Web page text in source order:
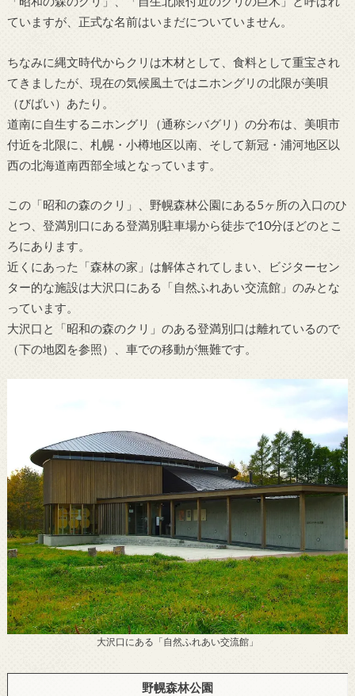
ていますが、正式な名前はいまだについていません。
ちなみに縄文時代からクリは木材として、食料として重宝され
てきましたが、現在の気候風土ではニホングリの北限が美唄
（びばい）あたり。
道南に自生するニホングリ（通称シバグリ）の分布は、美唄市
付近を北限に、札幌・小樽地区以南、そして新冠・浦河地区以
西の北海道南西部全域となっています。
この「昭和の森のクリ」、野幌森林公園にある5ヶ所の入口のひ
とつ、登満別口にある登満別駐車場から徒歩で10分ほどのとこ
ろにあります。
近くにあった「森林の家」は解体されてしまい、ビジターセン
ター的な施設は大沢口にある「自然ふれあい交流館」のみとな
っています。
大沢口と「昭和の森のクリ」のある登満別口は離れているので
（下の地図を参照）、車での移動が無難です。
大沢口にある「自然ふれあい交流館」
野幌森林公園